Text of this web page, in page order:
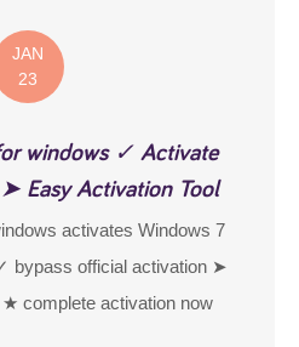
JAN
23
windows ✓ Activate
➤ Easy Activation Tool
activates Windows 7
bypass official activation ➤
complete activation now